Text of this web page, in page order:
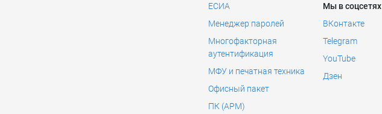
ЕСИА
Менеджер паролей
Многофакторная
аутентификация
МФУ и печатная техника
Офисный пакет
ПК (АРМ)
Мы в соцсетях
ВКонтакте
Telegram
YouTube
Дзен